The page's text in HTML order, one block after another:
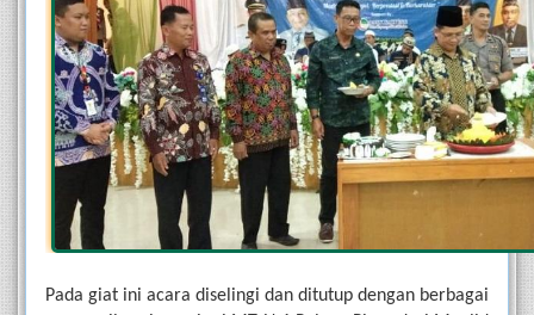
Pada giat ini acara diselingi dan ditutup dengan berbagai